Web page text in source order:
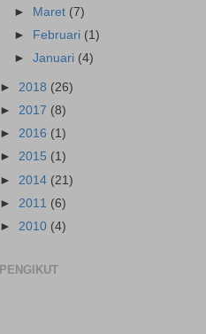
► Maret (7)
►
Februari (1)
►Januari (4)
► 2018 (26)
► 2017 (8)
► 2016 (1)
► 2015 (1)
► 2014 (21)
► 2011 (6)
► 2010 (4)
PENGIKUT